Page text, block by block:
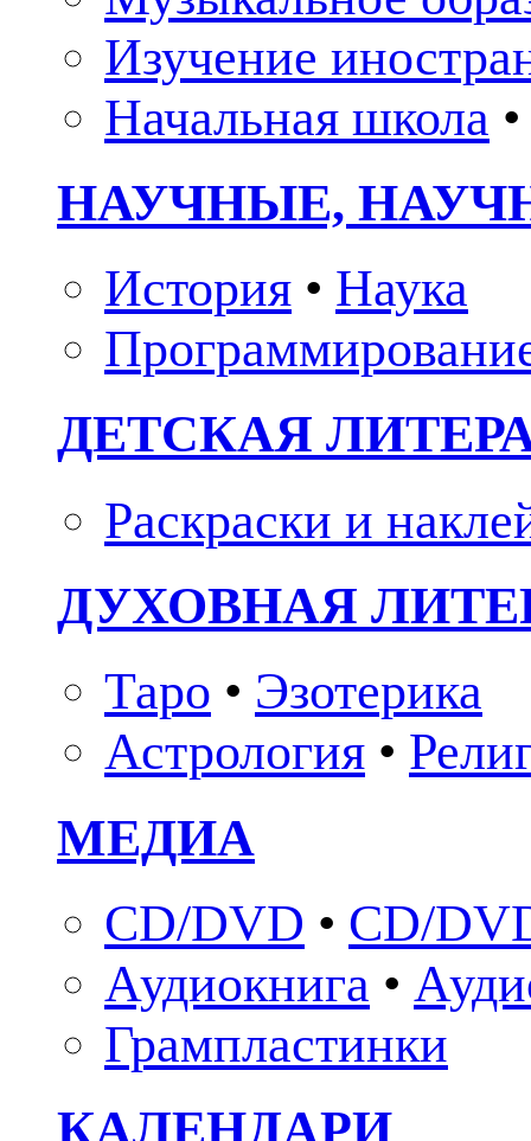
Изучение
Начальная школа •
НАУЧНЫЕ,
История • Наука
ДЕТСКАЯ
Раскраски и
ДУХОВНАЯ
Таро • Эзотерика
Астрология •
МЕДИА
CD/DVD • CD/
Аудиокнига •
Грампластинки